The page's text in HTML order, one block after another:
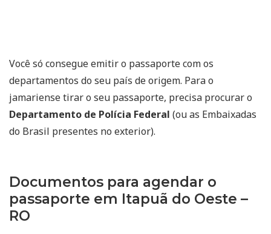
Você só consegue emitir o passaporte com os
departamentos do seu país de origem. Para o
jamariense tirar o seu passaporte, precisa procurar o
Departamento de Polícia Federal (ou as Embaixadas
do Brasil presentes no exterior).
Documentos para agendar o
passaporte em Itapuã do Oeste –
RO